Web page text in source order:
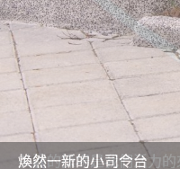
美麗的操場是我們活力的
美麗的操場是我們活力的
煥然一新的小司令台
煥然一新的小司令台
富含桃園埤塘田園風光意
富含桃園埤塘田園風光意
嶄新的中庭廣場
嶄新的中庭廣場
水生池生生不息
水生池生生不息